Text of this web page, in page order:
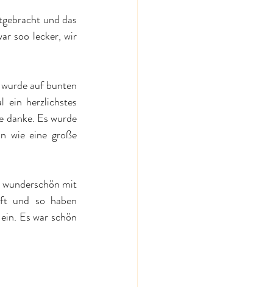
und das
soo lecker, wir
auf bunten
ein herzlichstes
danke. Es wurde
wie eine große
mit
und so haben
Es war schön